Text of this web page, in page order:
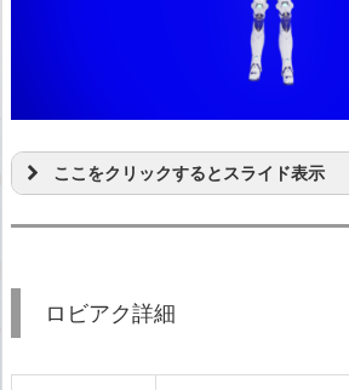
ここをクリックするとスライド表示
ロビアク詳細